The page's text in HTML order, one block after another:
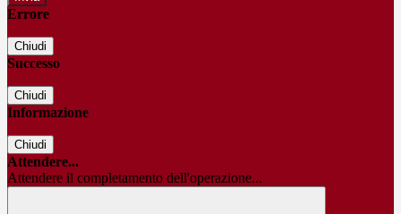
Errore
Chiudi
Successo
Chiudi
Informazione
Chiudi
Attendere...
Attendere il completamento dell'operazione...